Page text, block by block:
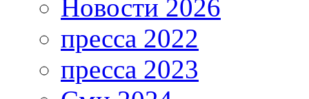
Новости 2026
пресса 2022
пресса 2023